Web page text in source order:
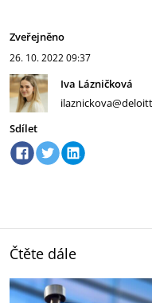
Zveřejněno
26. 10. 202209:37
Iva Lázničková
Sdílet
Čtěte dále